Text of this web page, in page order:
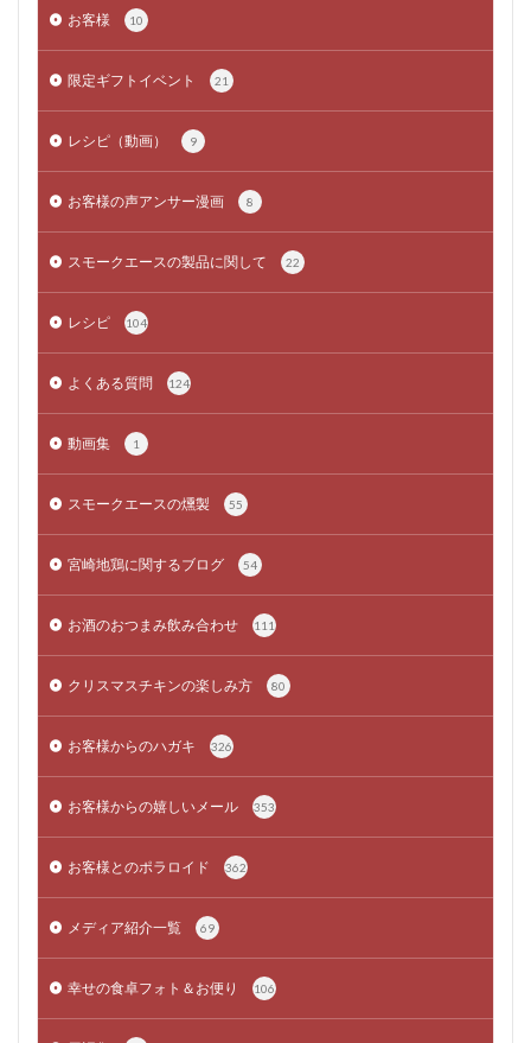
お客様 10
限定ギフトイベント 21
レシピ（動画） 9
お客様の声アンサー漫画 8
スモークエースの製品に関して 22
レシピ 104
よくある質問 124
動画集 1
スモークエースの燻製 55
宮崎地鶏に関するブログ 54
お酒のおつまみ飲み合わせ 111
クリスマスチキンの楽しみ方 80
お客様からのハガキ 326
お客様からの嬉しいメール 353
お客様とのポラロイド 362
メディア紹介一覧 69
幸せの食卓フォト＆お便り 106